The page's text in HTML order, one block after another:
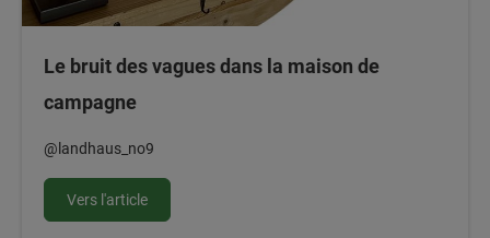
Le bruit des vagues dans la maison de
campagne
@landhaus_no9
Vers l'article